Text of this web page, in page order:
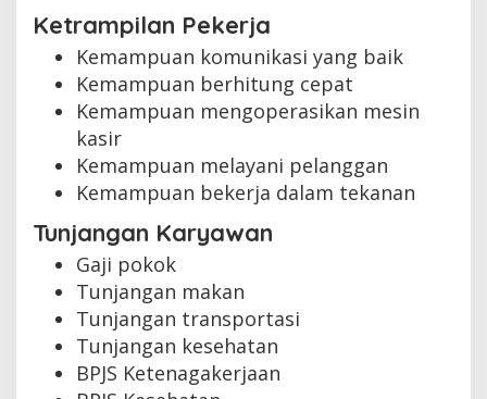
Ketrampilan Pekerja
Kemampuan komunikasi yang baik
Kemampuan berhitung cepat
Kemampuan mengoperasikan mesin
kasir
Kemampuan melayani pelanggan
Kemampuan bekerja dalam tekanan
Tunjangan Karyawan
Gaji pokok
Tunjangan makan
Tunjangan transportasi
Tunjangan kesehatan
BPJS Ketenagakerjaan